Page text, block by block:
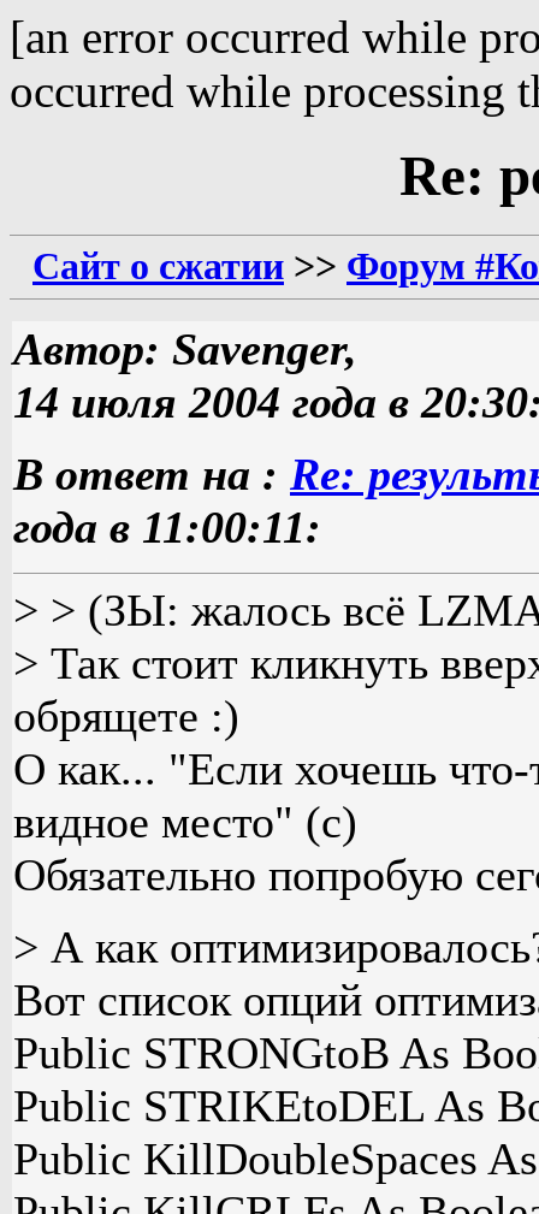
[an error occurred while
occurred while processing
Re:
Сайт о сжатии >> Форум
Автор: Savenger,
14 июля 2004 года в
В ответ на : Re:
года в 11:00:11:
> > (ЗЫ: жалось всё
> Так стоит кликнуть
обрящете :)
О как... "Если хочешь что-
видное место" (с)
Обязательно попробую
> А как
Вот список опций
Public STRONGtoB As
Public STRIKEtoDEL As
Public KillDoubleSpaces